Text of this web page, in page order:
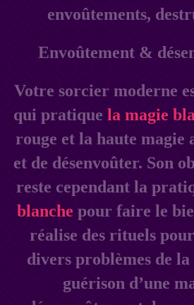
envoûtements,
Envoûtement &
Votre sorcier moderne
qui pratique la magie
rouge et la haute magie
et de désenvoûter. Son
reste cependant la
blanche pour faire le
réalise des rituels
divers problèmes de
guérison d’une